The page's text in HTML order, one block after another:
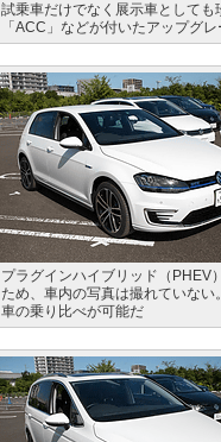
試乗車だけでなく展示車としても
「ACC」などが付いたアップグ
プラグインハイブリッド（PHEV
ため、車内の写真は撮れていな
車の乗り比べが可能だ